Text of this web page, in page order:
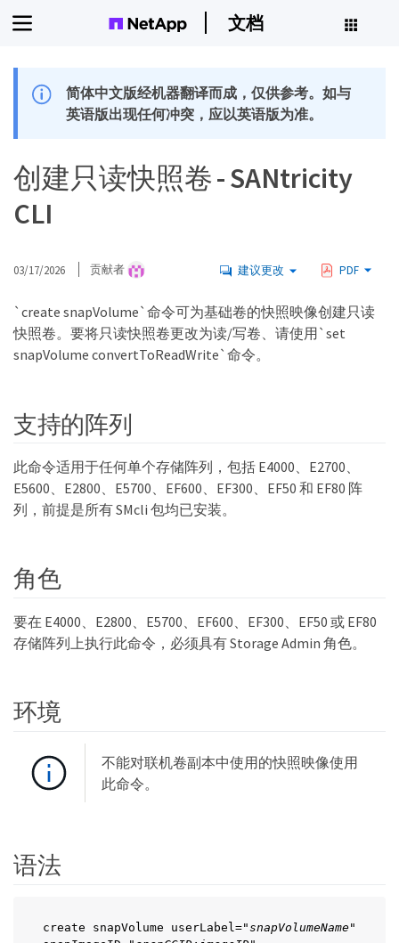
文档
简体中文版经机器翻译而成，仅供参考。如与
英语版出现任何冲突，应以英语版为准。
创建只读快照卷 - SANtricity
CLI
03/17/2026 贡献者 建议更改 PDF
`create snapVolume`命令可为基础卷的快照映像创建只读
快照卷。要将只读快照卷更改为读/写卷、请使用`set
snapVolume convertToReadWrite`命令。
支持的阵列
此命令适用于任何单个存储阵列，包括 E4000、E2700、
E5600、E2800、E5700、EF600、EF300、EF50 和 EF80 阵
列，前提是所有 SMcli 包均已安装。
角色
要在 E4000、E2800、E5700、EF600、EF300、EF50 或 EF80
存储阵列上执行此命令，必须具有 Storage Admin 角色。
环境
不能对联机卷副本中使用的快照映像使用
此命令。
语法
create snapVolume userLabel="snapVolumeName"